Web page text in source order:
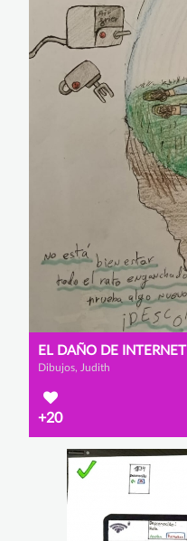
EL DAÑO DE INTERNET
Dibujos, Judith
+20